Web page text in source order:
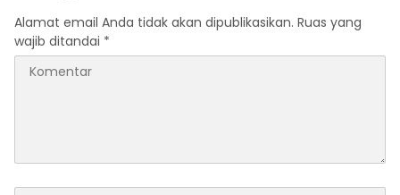
Alamat email Anda tidak akan dipublikasikan. Ruas yang
wajib ditandai *